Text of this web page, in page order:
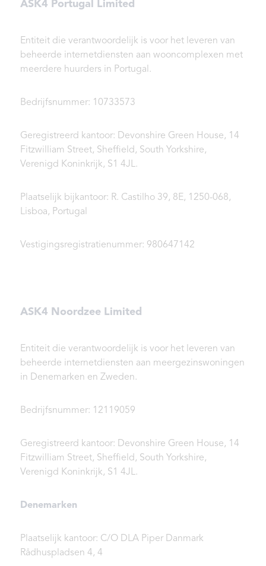
ASK4 Portugal Limited
Entiteit die verantwoordelijk is voor het leveren van
beheerde internetdiensten aan wooncomplexen met
meerdere huurders in Portugal.
Bedrijfsnummer: 10733573
Geregistreerd kantoor: Devonshire Green House, 14
Fitzwilliam Street, Sheffield, South Yorkshire,
Verenigd Koninkrijk, S1 4JL.
Plaatselijk bijkantoor: R. Castilho 39, 8E, 1250-068,
Lisboa, Portugal
Vestigingsregistratienummer: 980647142
ASK4 Noordzee Limited
Entiteit die verantwoordelijk is voor het leveren van
beheerde internetdiensten aan meergezinswoningen
in Denemarken en Zweden.
Bedrijfsnummer: 12119059
Geregistreerd kantoor: Devonshire Green House, 14
Fitzwilliam Street, Sheffield, South Yorkshire,
Verenigd Koninkrijk, S1 4JL.
Denemarken
Plaatselijk kantoor: C/O DLA Piper Danmark
Rådhuspladsen 4, 4